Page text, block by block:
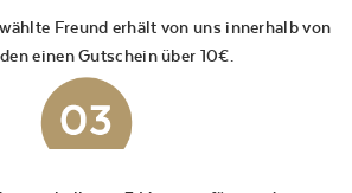
Freund erhält von uns innerhalb von
einen Gutschein über 10€.